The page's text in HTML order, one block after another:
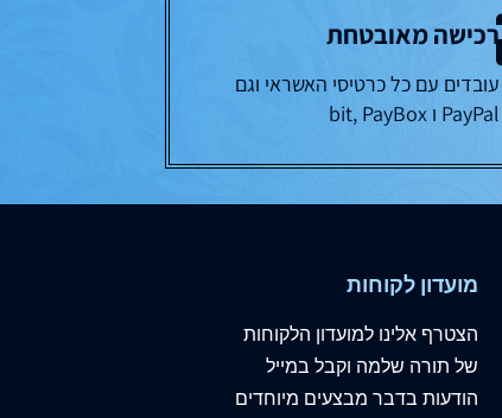
רכישה מאובטחת
עובדים עם כל כרטיסי האשראי וגם
PayPal ו bit, PayBox
מועדון לקוחות
הצטרף אלינו למועדון הלקוחות
של תורה שלמה וקבל במייל
הודעות בדבר מבצעים מיוחדים